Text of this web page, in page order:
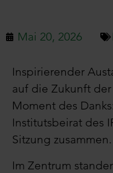
Mai 20, 2026
Inspirierender
auf die Zukunft
Moment des
Institutsbeirat des
Sitzung zusammen.
Im Zentrum